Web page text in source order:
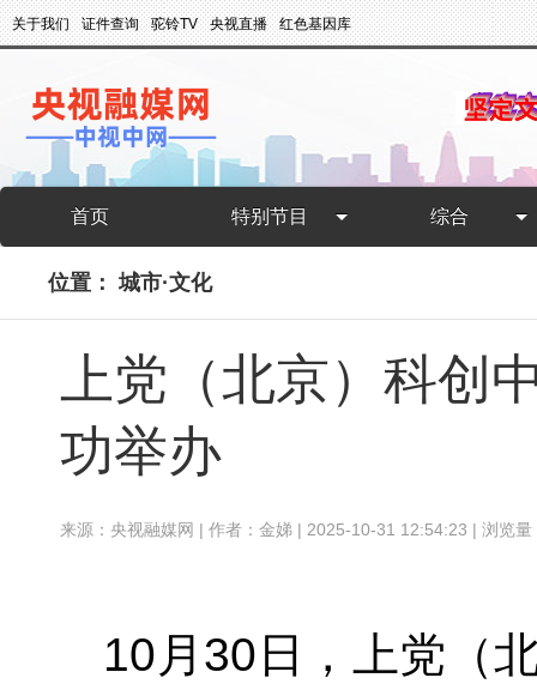
关于我们 证件查询 驼铃TV 央视直播 红色基因库
首页 特别节目 综合
位置： 城市·文化
上党（北京）科创
功举办
来源：央视融媒网 | 作者：金娣 | 2025-10-31 12:54:23 | 浏览
10月30日，上党（